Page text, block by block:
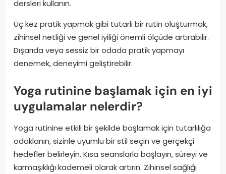
dersleri kullanın.
Üç kez pratik yapmak gibi tutarlı bir rutin oluşturmak,
zihinsel netliği ve genel iyiliği önemli ölçüde artırabilir.
Dışarıda veya sessiz bir odada pratik yapmayı
denemek, deneyimi geliştirebilir.
Yoga rutinine başlamak için en iyi
uygulamalar nelerdir?
Yoga rutinine etkili bir şekilde başlamak için tutarlılığa
odaklanın, sizinle uyumlu bir stil seçin ve gerçekçi
hedefler belirleyin. Kısa seanslarla başlayın, süreyi ve
karmaşıklığı kademeli olarak artırın. Zihinsel sağlığı